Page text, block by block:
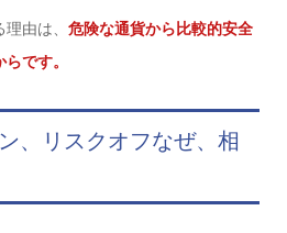
由は、 危険な通貨から比較的安全
です。
、リスクオフなぜ、相